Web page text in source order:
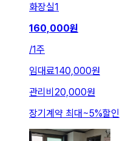
화장실1
160,000원
/1주
임대료140,000원
관리비 20,000원
장기계약 최대~5%할인